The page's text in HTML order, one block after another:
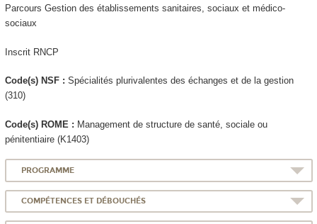
Parcours Gestion des établissements sanitaires, sociaux et médico-
sociaux
Inscrit RNCP
Code(s) NSF : Spécialités plurivalentes des échanges et de la gestion
(310)
Code(s) ROME : Management de structure de santé, sociale ou
pénitentiaire (K1403)
PROGRAMME
COMPÉTENCES ET DÉBOUCHÉS